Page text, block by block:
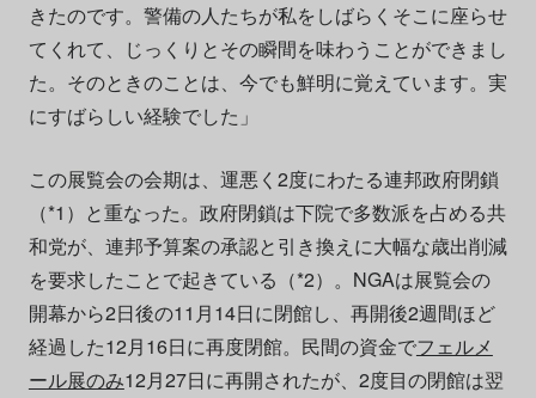
きたのです。警備の人たちが私をしばらくそこに座らせ
てくれて、じっくりとその瞬間を味わうことができまし
た。そのときのことは、今でも鮮明に覚えています。実
にすばらしい経験でした」
この展覧会の会期は、運悪く2度にわたる連邦政府閉鎖
（*1）と重なった。政府閉鎖は下院で多数派を占める共
和党が、連邦予算案の承認と引き換えに大幅な歳出削減
を要求したことで起きている（*2）。NGAは展覧会の
開幕から2日後の11月14日に閉館し、再開後2週間ほど
経過した12月16日に再度閉館。民間の資金でフェルメ
ール展のみ12月27日に再開されたが、2度目の閉館は翌